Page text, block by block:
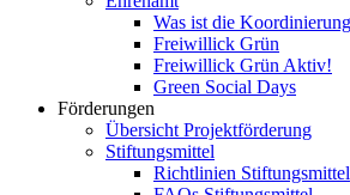
Was ist die
Freiwillick Grün
Freiwillick Grün Aktiv!
Green Social Days
Förderungen
Übersicht Projektförderung
Stiftungsmittel
Richtlinien Stiftungsmittel